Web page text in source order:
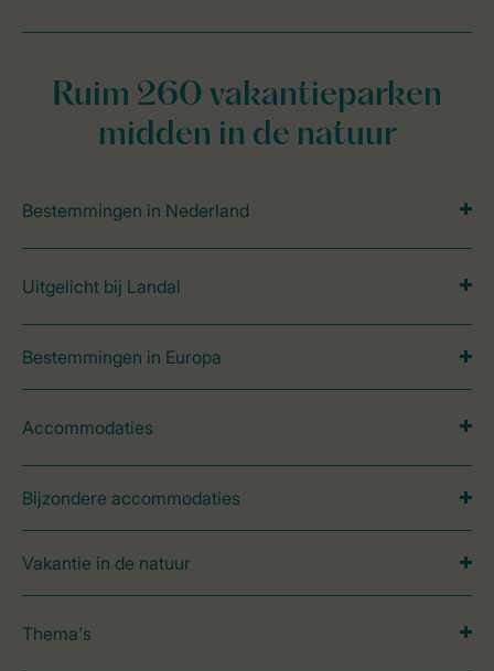
Ruim 260 vakantieparken
midden in de natuur
Bestemmingen in Nederland
Uitgelicht bij Landal
Bestemmingen in Europa
Accommodaties
Bijzondere accommodaties
Vakantie in de natuur
Thema's